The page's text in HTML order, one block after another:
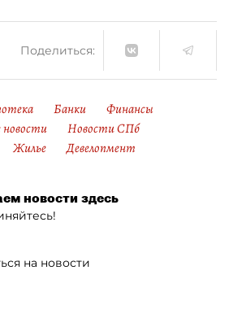
Поделиться:
Банки
Финансы
новости
Новости СПб
Жилье Девелопмент
новости здесь
на новости